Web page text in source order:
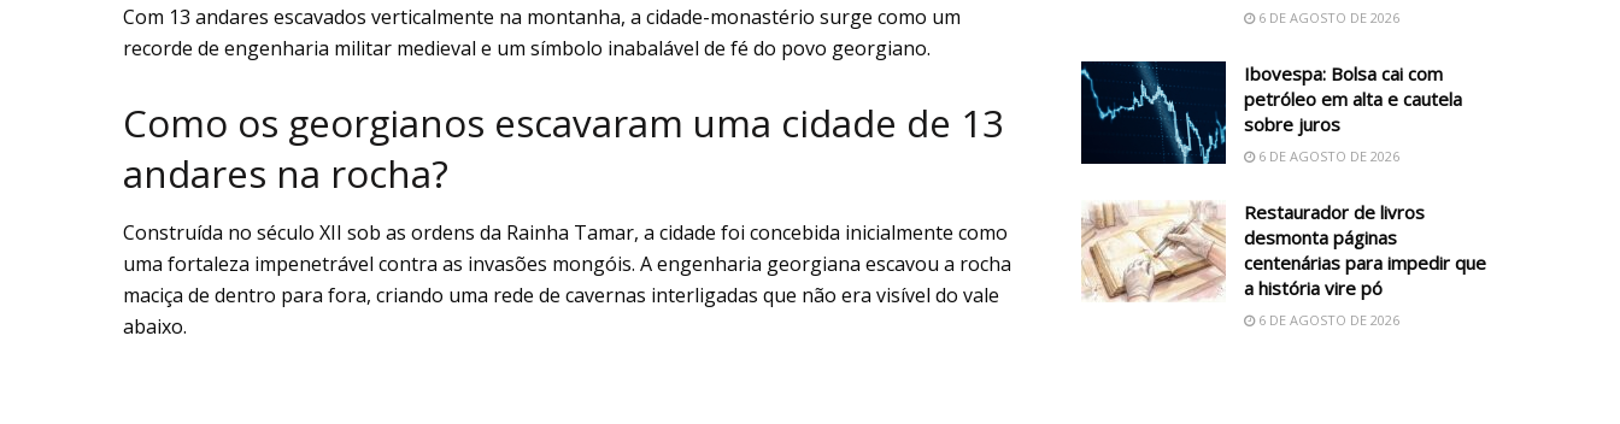
Com 13 andares escavados verticalmente na montanha, a cidade-monastério surge como um
recorde de engenharia militar medieval e um símbolo inabalável de fé do povo georgiano.
Como os georgianos escavaram uma cidade de 13
andares na rocha?
Construída no século XII sob as ordens da Rainha Tamar, a cidade foi concebida inicialmente como
uma fortaleza impenetrável contra as invasões mongóis. A engenharia georgiana escavou a rocha
maciça de dentro para fora, criando uma rede de cavernas interligadas que não era visível do vale
abaixo.
6 DE AGOSTO DE 2026
Ibovespa: Bolsa cai com
petróleo em alta e cautela
sobre juros
6 DE AGOSTO DE 2026
Restaurador de livros
desmonta páginas
centenárias para impedir que
a história vire pó
6 DE AGOSTO DE 2026